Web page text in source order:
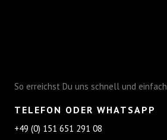
So erreichst Du uns schnell und einfach
TELEFON ODER WHATSAPP
+49 (0) 151 651 291 08